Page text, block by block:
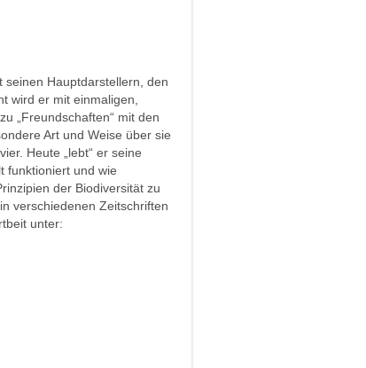
Hauptdarstellern, den
wird er mit einmaligen,
„Freundschaften“ mit den
Art und Weise über sie
Heute „lebt“ er seine
funktioniert und wie
der Biodiversität zu
verschiedenen Zeitschriften
unter: